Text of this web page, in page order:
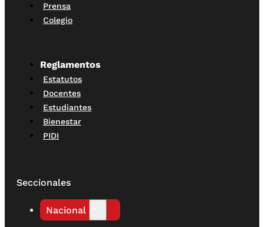
Prensa
Colegio
Reglamentos
Estatutos
Docentes
Estudiantes
Bienestar
PIDI
Seccionales
Nacional